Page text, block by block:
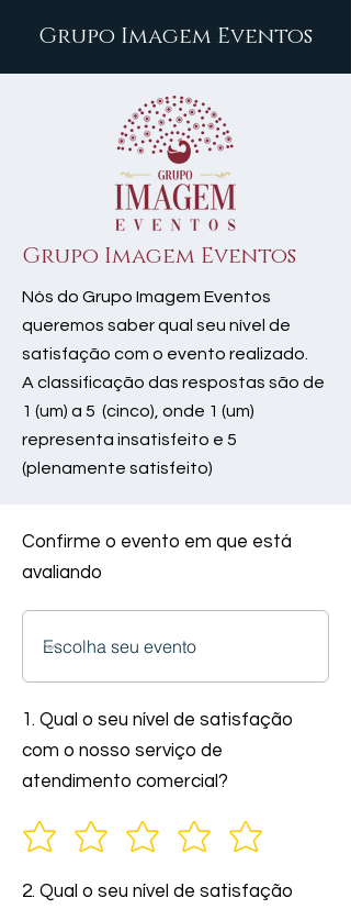
Grupo Imagem Eventos
Grupo Imagem Eventos
Nós do Grupo Imagem Eventos
queremos saber qual seu nível de
satisfação com o evento realizado.
A classificação das respostas são de
1 (um) a 5 (cinco), onde 1 (um)
representa insatisfeito e 5
(plenamente satisfeito)
Confirme o evento em que está
avaliando
1. Qual o seu nível de satisfação
com o nosso serviço de
atendimento comercial?
2. Qual o seu nível de satisfação